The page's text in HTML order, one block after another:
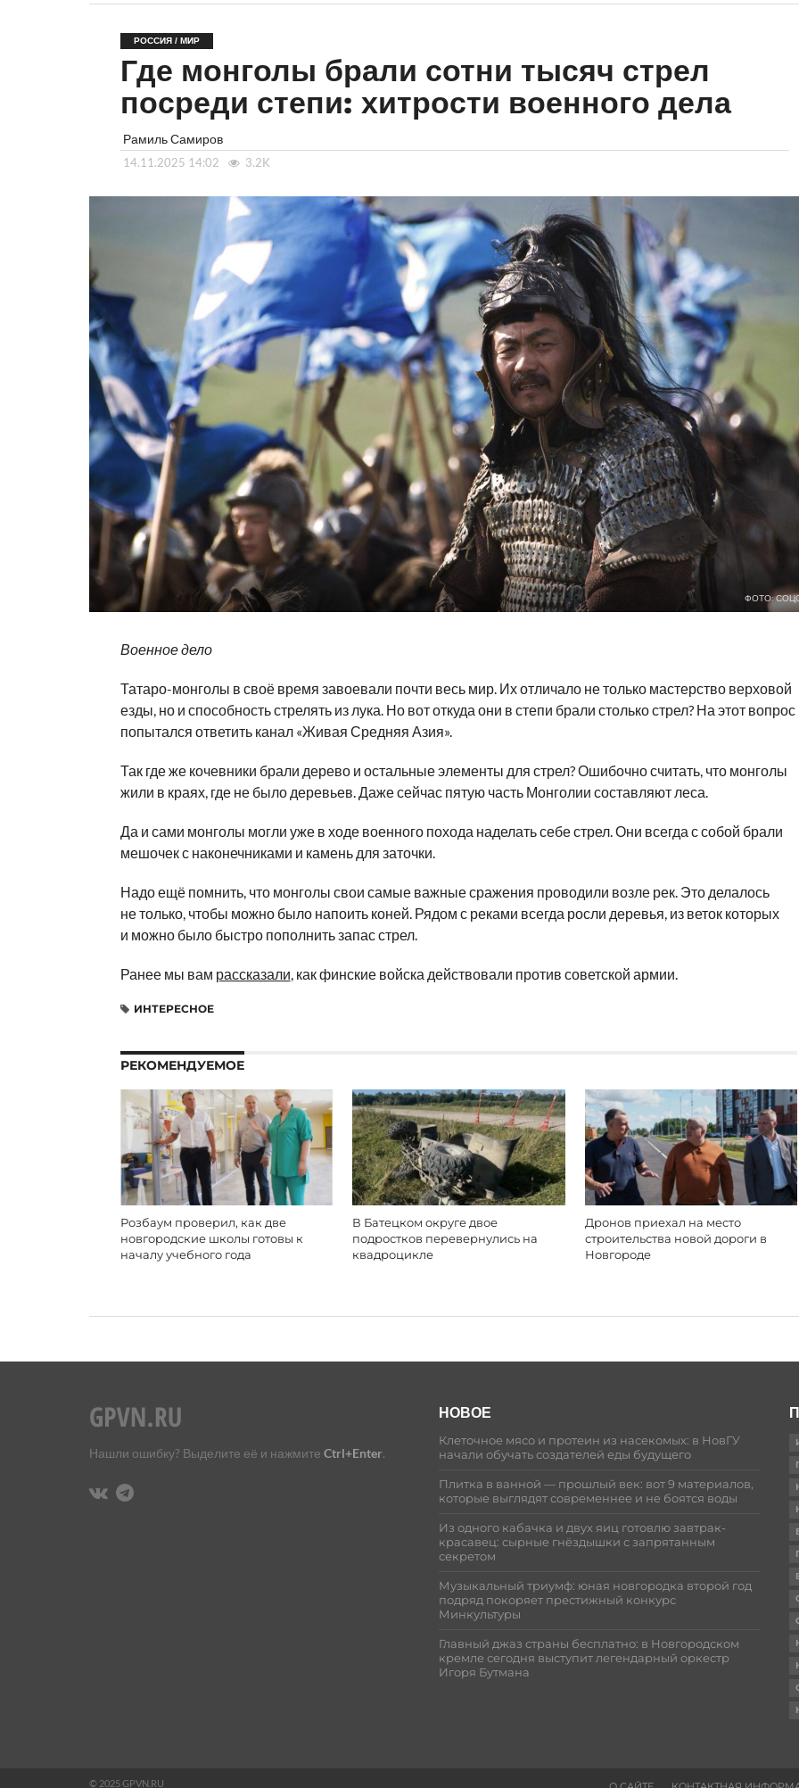
РОССИЯ / МИР
Где монголы брали сотни тысяч стрел
посреди степи: хитрости военного дела
Рамиль Самиров
14.11.2025 14:02 3.2K
ФОТО:
Военное дело
Татаро-монголы в своё время завоевали почти весь мир. Их отличало не только мастерство верховой
езды, но и способность стрелять из лука. Но вот откуда они в степи брали столько стрел? На этот вопрос
попытался ответить канал «Живая Средняя Азия».
Так где же кочевники брали дерево и остальные элементы для стрел? Ошибочно считать, что монголы
жили в краях, где не было деревьев. Даже сейчас пятую часть Монголии составляют леса.
Да и сами монголы могли уже в ходе военного похода наделать себе стрел. Они всегда с собой брали
мешочек с наконечниками и камень для заточки.
Надо ещё помнить, что монголы свои самые важные сражения проводили возле рек. Это делалось
не только, чтобы можно было напоить коней. Рядом с реками всегда росли деревья, из веток которых
и можно было быстро пополнить запас стрел.
Ранее мы вам рассказали, как финские войска действовали против советской армии.
ИНТЕРЕСНОЕ
РЕКОМЕНДУЕМОЕ
Розбаум проверил, как две
новгородские школы готовы к
началу учебного года
В Батецком округе двое
подростков перевернулись на
квадроцикле
Дронов приехал на место
строительства новой дороги в
Новгороде
Нашли ошибку? Выделите её и нажмите Ctrl+Enter.
НОВОЕ
Клеточное мясо и протеин из насекомых: в НовГУ
начали обучать создателей еды будущего
Плитка в ванной — прошлый век: вот 9 материалов,
которые выглядят современнее и не боятся воды
Из одного кабачка и двух яиц готовлю завтрак-
красавец: сырные гнёздышки с запрятанным
секретом
Музыкальный триумф: юная новгородка второй год
подряд покоряет престижный конкурс
Минкультуры
Главный джаз страны бесплатно: в Новгородском
кремле сегодня выступит легендарный оркестр
Игоря Бутмана
© 2025 GPVN.RU